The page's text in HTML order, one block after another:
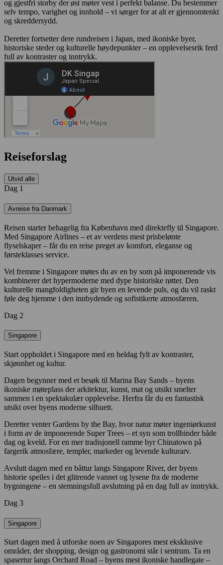
og gjestfri storby der øst møter vest i perfekt balanse. Du bestemmer
selv tempo, varighet og innhold – vi sørger for at alt er gjennomtenkt
og skreddersydd.
Deretter fortsetter dere rundreisen i Japan, med ikoniske byer,
historiske steder og kulturelle høydepunkter – en opplevelsesrik ferd
full av kontraster og inntrykk.
Reiseforslag
Utvid alle
Dag 1
Avreise fra Danmark
Reisen starter behagelig fra København med direktefly til Singapore.
Med Singapore Airlines – et av verdens mest prisbelønte
flyselskaper – får du en reise preget av komfort, eleganse og
førsteklasses service.
Vel fremme i Singapore møtes du av en by som på imponerende vis
kombinerer det hypermoderne med dype historiske røtter. Den
kulturelle mangfoldigheten gir byen en levende puls, og du vil raskt
føle deg hjemme i den innbydende og sofistikerte atmosfæren.
Dag 2
Singapore
Start oppholdet i Singapore med en heldag fylt av kontraster,
skjønnhet og kultur.
Dagen begynner med et besøk til Marina Bay Sands – byens
ikoniske møteplass der arkitektur, kunst, mat og utsikt smelter
sammen i en spektakulær opplevelse. Herfra får du en fantastisk
utsikt over byens moderne silhuett.
Deretter venter Gardens by the Bay, hvor natur møter ingeniørkunst
i form av de imponerende Super Trees – et syn som trollbinder både
dag og kveld. For en mer tradisjonell ramme byr Chinatown på
fargerik atmosfære, templer, markeder og levende kulturarv.
Avslutt dagen med en båttur langs Singapore River, der byens
historie speiles i det glitrende vannet og lysene fra de moderne
bygningene – en stemningsfull avslutning på en dag full av inntrykk.
Dag 3
Singapore
Start dagen med å utforske noen av Singapores mest eksklusive
områder, der shopping, design og gastronomi står i sentrum. Ta en
spasertur langs Orchard Road – byens mest ikoniske handlegate –